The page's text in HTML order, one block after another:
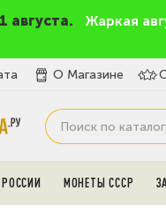
августа. Жаркая
О Магазине
МОНЕТЫ СССР